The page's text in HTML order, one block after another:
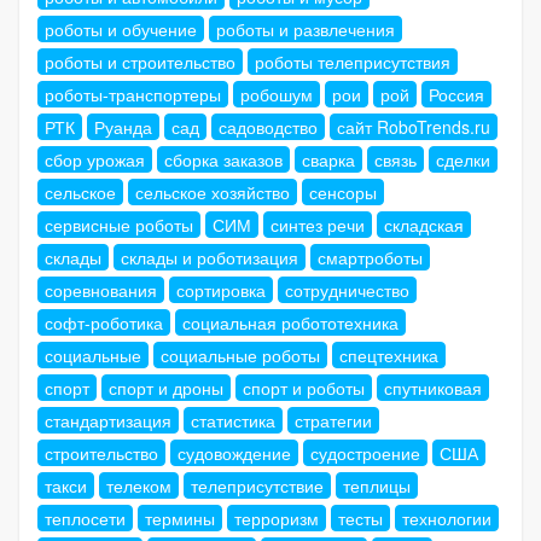
роботы и обучение
роботы и развлечения
роботы и строительство
роботы телеприсутствия
роботы-транспортеры
робошум рои рой
Россия
РТК
Руанда сад садоводство
сайт RoboTrends.ru
сбор урожая
сборка заказов сварка связь
сделки
сельское
сельское хозяйство
сенсоры
сервисные роботы
СИМ синтез речи
складская
склады
склады и роботизация
смартроботы
соревнования
сортировка
сотрудничество
софт-роботика
социальная робототехника
социальные
социальные роботы
спецтехника
спорт
спорт и дроны спорт и роботы
спутниковая
стандартизация
статистика
стратегии
строительство
судовождение судостроение
США
такси
телеком телеприсутствие
теплицы
теплосети
термины терроризм тесты
технологии